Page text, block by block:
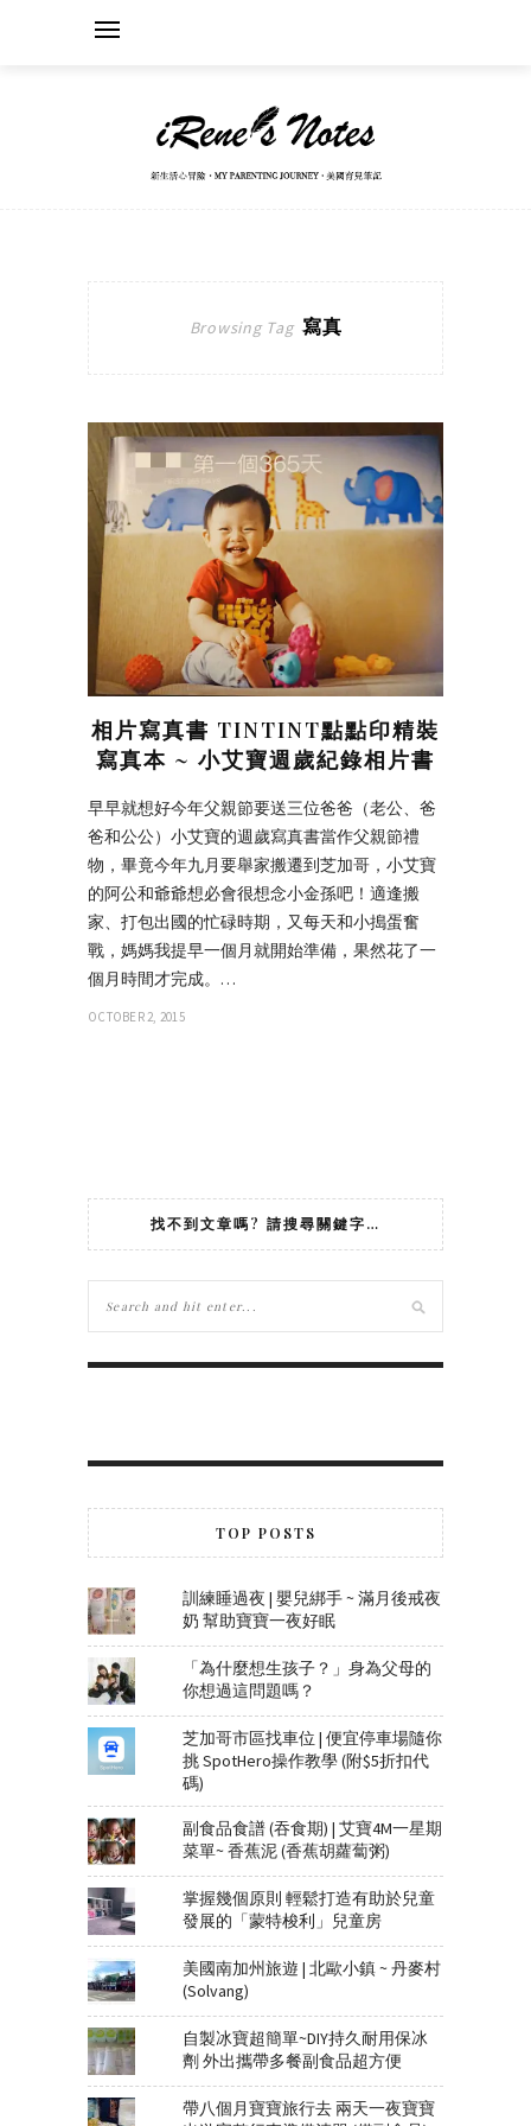
Browsing Tag 寫真
相片寫真書 TINTINT點點印精裝
寫真本 ~ 小艾寶週歲紀錄相片書
早早就想好今年父親節要送三位爸爸（老公、爸
爸和公公）小艾寶的週歲寫真書當作父親節禮
物，畢竟今年九月要舉家搬遷到芝加哥，小艾寶
的阿公和爺爺想必會很想念小金孫吧！適逢搬
家、打包出國的忙碌時期，又每天和小搗蛋奮
戰，媽媽我提早一個月就開始準備，果然花了一
個月時間才完成。…
OCTOBER 2, 2015
找不到文章嗎? 請搜尋關鍵字…
TOP POSTS
訓練睡過夜 | 嬰兒綁手 ~ 滿月後戒夜
奶 幫助寶寶一夜好眠
「為什麼想生孩子？」身為父母的
你想過這問題嗎？
芝加哥市區找車位 | 便宜停車場隨你
挑 SpotHero操作教學 (附$5折扣代
碼)
副食品食譜 (吞食期) | 艾寶4M一星期
菜單~ 香蕉泥 (香蕉胡蘿蔔粥)
掌握幾個原則 輕鬆打造有助於兒童
發展的「蒙特梭利」兒童房
美國南加州旅遊 | 北歐小鎮 ~ 丹麥村
(Solvang)
自製冰寶超簡單~DIY持久耐用保冰
劑 外出攜帶多餐副食品超方便
帶八個月寶寶旅行去 兩天一夜寶寶